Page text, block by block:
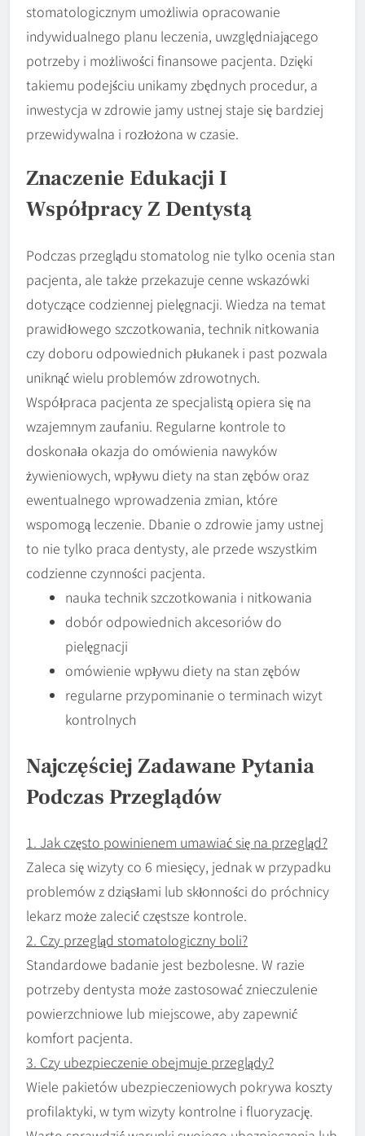
stomatologicznym umożliwia opracowanie
indywidualnego planu leczenia, uwzględniającego
potrzeby i możliwości finansowe pacjenta. Dzięki
takiemu podejściu unikamy zbędnych procedur, a
inwestycja w zdrowie jamy ustnej staje się bardziej
przewidywalna i rozłożona w czasie.
Znaczenie Edukacji I
Współpracy Z Dentystą
Podczas przeglądu stomatolog nie tylko ocenia stan
pacjenta, ale także przekazuje cenne wskazówki
dotyczące codziennej pielęgnacji. Wiedza na temat
prawidłowego szczotkowania, technik nitkowania
czy doboru odpowiednich płukanek i past pozwala
uniknąć wielu problemów zdrowotnych.
Współpraca pacjenta ze specjalistą opiera się na
wzajemnym zaufaniu. Regularne kontrole to
doskonała okazja do omówienia nawyków
żywieniowych, wpływu diety na stan zębów oraz
ewentualnego wprowadzenia zmian, które
wspomogą leczenie. Dbanie o zdrowie jamy ustnej
to nie tylko praca dentysty, ale przede wszystkim
codzienne czynności pacjenta.
nauka technik szczotkowania i nitkowania
dobór odpowiednich akcesoriów do
pielęgnacji
omówienie wpływu diety na stan zębów
regularne przypominanie o terminach wizyt
kontrolnych
Najczęściej Zadawane Pytania
Podczas Przeglądów
1. Jak często powinienem umawiać się na przegląd?
Zaleca się wizyty co 6 miesięcy, jednak w przypadku
problemów z dziąsłami lub skłonności do próchnicy
lekarz może zalecić częstsze kontrole.
2. Czy przegląd stomatologiczny boli?
Standardowe badanie jest bezbolesne. W razie
potrzeby dentysta może zastosować znieczulenie
powierzchniowe lub miejscowe, aby zapewnić
komfort pacjenta.
3. Czy ubezpieczenie obejmuje przeglądy?
Wiele pakietów ubezpieczeniowych pokrywa koszty
profilaktyki, w tym wizyty kontrolne i fluoryzację.